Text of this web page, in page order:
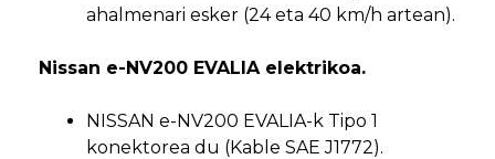
ahalmenari esker (24 eta 40 km/h artean).
Nissan e-NV200 EVALIA elektrikoa.
NISSAN e-NV200 EVALIA-k Tipo 1
konektorea du (Kable SAE J1772).